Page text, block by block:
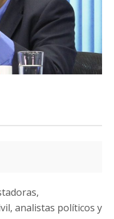
analistas políticos y